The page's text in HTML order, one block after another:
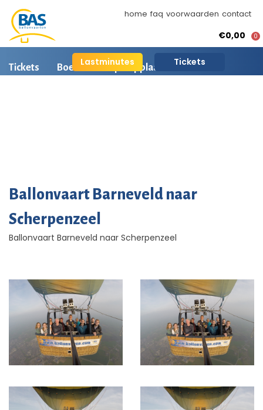
home faq voorwaarden contact
Lastminutes Tickets
€0,00 0
Tickets Boeken Opstapplaatsen
Ballonvaart Barneveld naar
Scherpenzeel
Ballonvaart Barneveld naar Scherpenzeel